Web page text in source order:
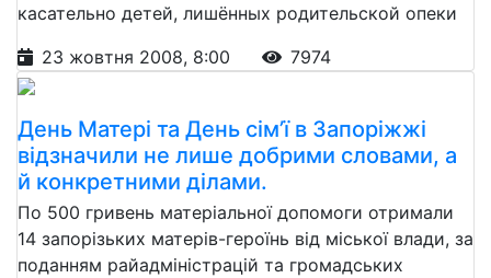
касательно детей, лишённых родительской опеки
23 жовтня 2008, 8:00
7974
День Матері та День сім’ї в Запоріжжі
відзначили не лише добрими словами, а
й конкретними ділами.
По 500 гривень матеріальної допомоги отримали
14 запорізьких матерів-героїнь від міської влади, за
поданням райадміністрацій та громадських